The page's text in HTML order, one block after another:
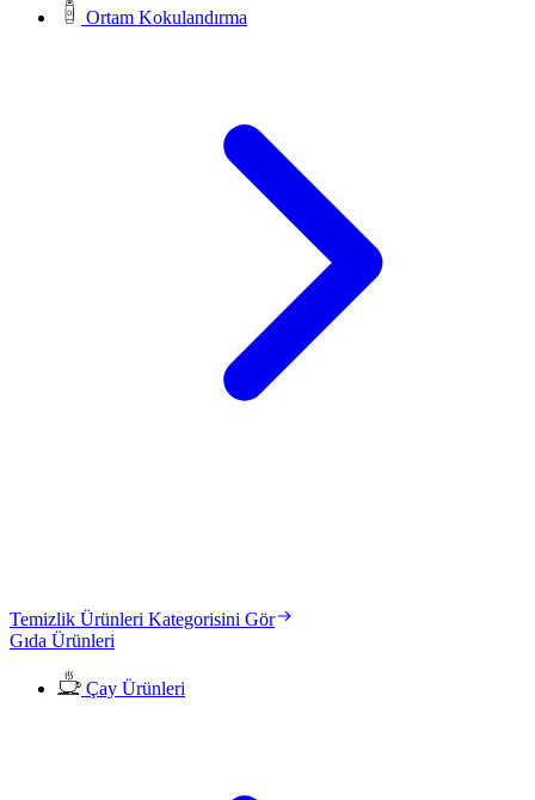
Ortam Kokulandırma
Temizlik Ürünleri Kategorisini Gör
Gıda Ürünleri
Çay Ürünleri